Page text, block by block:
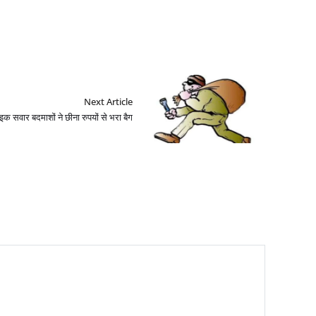
Next Article
सवार बदमाशों ने छीना रुपयों से भरा बैग